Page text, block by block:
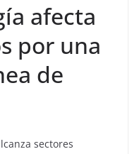
afecta
por una
de
sectores